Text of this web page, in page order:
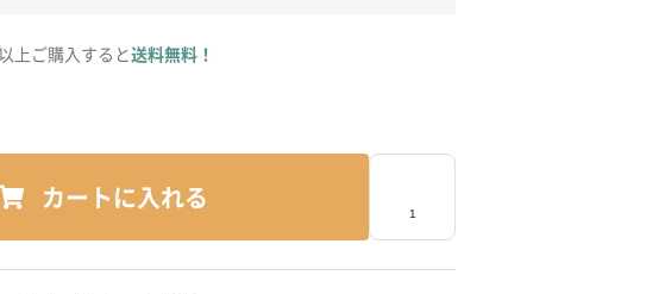
上ご購入すると送料無料！
カートに入れる